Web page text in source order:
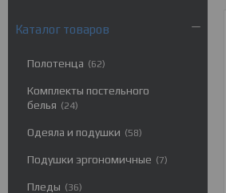
Каталог товаров
Полотенца 62
Комплекты постельного
белья
24
Одеяла и подушки 58
Подушки эргономичные 7
Пледы 36